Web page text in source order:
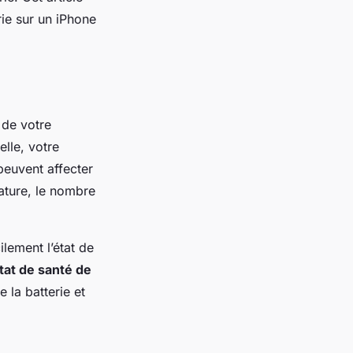
sur un iPhone
votre
votre
affecter
le nombre
l’état de
de santé de
la batterie et